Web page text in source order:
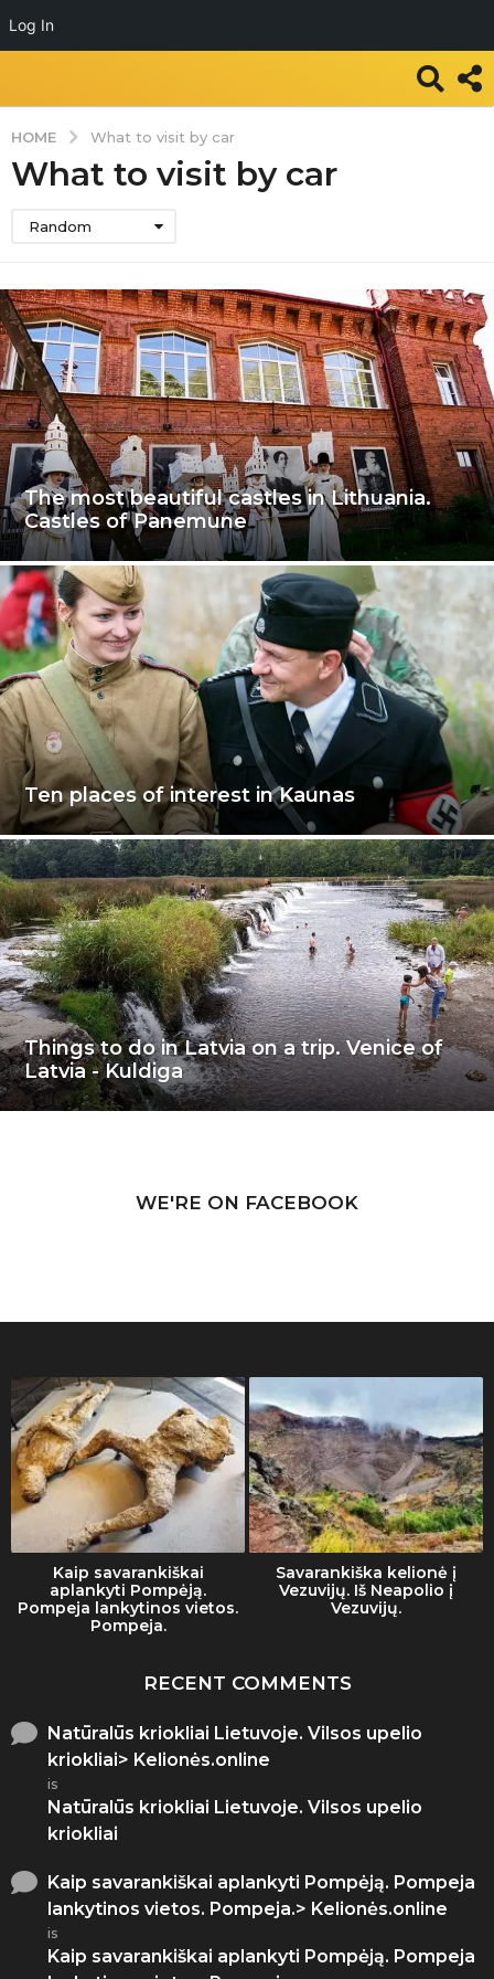
Log In
HOME What to visit by car
What to visit by car
Random
The most beautiful castles in Lithuania.
Castles of Panemune
Ten places of interest in Kaunas
Things to do in Latvia on a trip. Venice of
Latvia - Kuldiga
WE'RE ON FACEBOOK
Kaip savarankiškai
aplankyti Pompėją.
Pompeja lankytinos vietos.
Pompeja.
Savarankiška kelionė į
Vezuvijų. Iš Neapolio į
Vezuvijų.
RECENT COMMENTS
Natūralūs kriokliai Lietuvoje. Vilsos upelio
kriokliai> Kelionės.online
is
Natūralūs kriokliai Lietuvoje. Vilsos upelio
kriokliai
Kaip savarankiškai aplankyti Pompėją. Pompeja
lankytinos vietos. Pompeja.> Kelionės.online
is
Kaip savarankiškai aplankyti Pompėją. Pompeja